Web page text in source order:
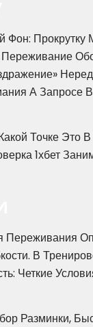
Прокрутку
А Запросе
Точке Это В
1хбет
Переживания
В
Четкие
Разминки,